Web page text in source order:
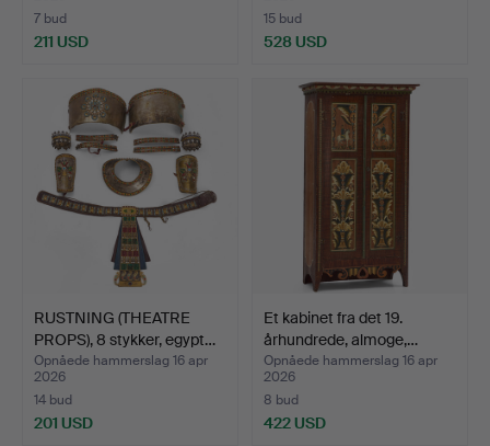
7 bud
211 USD
15 bud
528 USD
RUSTNING (THEATRE
PROPS), 8 stykker, egypt…
Opnåede hammerslag 16 apr
2026
14 bud
201 USD
Et kabinet fra det 19.
århundrede, almoge,…
Opnåede hammerslag 16 apr
2026
8 bud
422 USD